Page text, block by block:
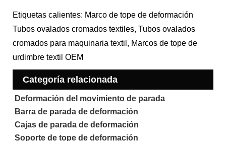
Etiquetas calientes: Marco de tope de deformación
Tubos ovalados cromados textiles, Tubos ovalados
cromados para maquinaria textil, Marcos de tope de
urdimbre textil OEM
Categoría relacionada
Deformación del movimiento de parada
Barra de parada de deformación
Cajas de parada de deformación
Soporte de tope de deformación